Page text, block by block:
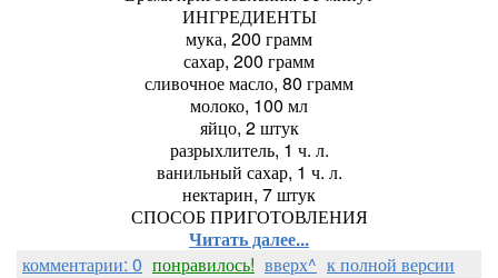
ИНГРЕДИЕНТЫ
мука, 200 грамм
сахар, 200 грамм
сливочное масло, 80 грамм
молоко, 100 мл
яйцо, 2 штук
разрыхлитель, 1 ч. л.
ванильный сахар, 1 ч. л.
нектарин, 7 штук
СПОСОБ ПРИГОТОВЛЕНИЯ
Читать далее...
комментарии: 0 понравилось! вверх^ к полной версии